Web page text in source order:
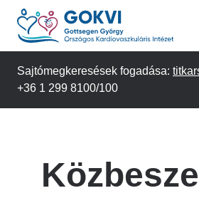
Ugrás
tartalomra
Sajtómegkeresések fogadása:
+36 1 299 8100/100